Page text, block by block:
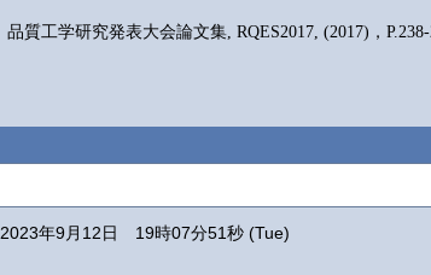
品質工学研究発表大会論文集, RQES2017, (2017)，P.238-
2023年9月12日 19時07分51秒 (Tue)